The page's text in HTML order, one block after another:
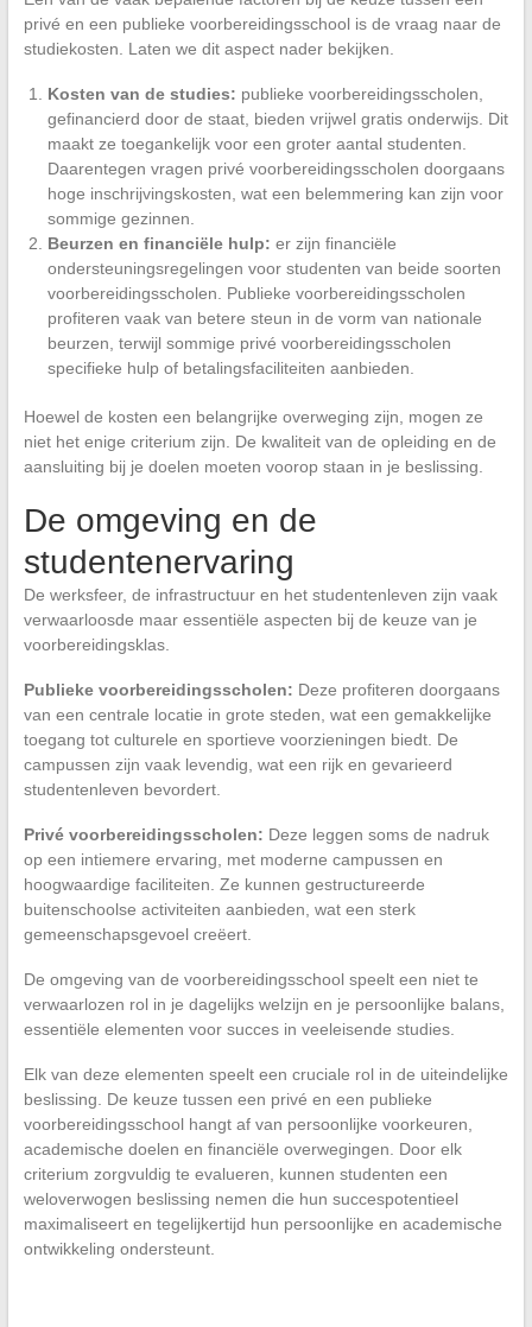
privé en een publieke voorbereidingsschool is de vraag naar de
studiekosten. Laten we dit aspect nader bekijken.
Kosten van de studies: publieke voorbereidingsscholen,
gefinancierd door de staat, bieden vrijwel gratis onderwijs. Dit
maakt ze toegankelijk voor een groter aantal studenten.
Daarentegen vragen privé voorbereidingsscholen doorgaans
hoge inschrijvingskosten, wat een belemmering kan zijn voor
sommige gezinnen.
Beurzen en financiële hulp: er zijn financiële
ondersteuningsregelingen voor studenten van beide soorten
voorbereidingsscholen. Publieke voorbereidingsscholen
profiteren vaak van betere steun in de vorm van nationale
beurzen, terwijl sommige privé voorbereidingsscholen
specifieke hulp of betalingsfaciliteiten aanbieden.
Hoewel de kosten een belangrijke overweging zijn, mogen ze
niet het enige criterium zijn. De kwaliteit van de opleiding en de
aansluiting bij je doelen moeten voorop staan in je beslissing.
De omgeving en de
studentenervaring
De werksfeer, de infrastructuur en het studentenleven zijn vaak
verwaarloosde maar essentiële aspecten bij de keuze van je
voorbereidingsklas.
Publieke voorbereidingsscholen: Deze profiteren doorgaans
van een centrale locatie in grote steden, wat een gemakkelijke
toegang tot culturele en sportieve voorzieningen biedt. De
campussen zijn vaak levendig, wat een rijk en gevarieerd
studentenleven bevordert.
Privé voorbereidingsscholen: Deze leggen soms de nadruk
op een intiemere ervaring, met moderne campussen en
hoogwaardige faciliteiten. Ze kunnen gestructureerde
buitenschoolse activiteiten aanbieden, wat een sterk
gemeenschapsgevoel creëert.
De omgeving van de voorbereidingsschool speelt een niet te
verwaarlozen rol in je dagelijks welzijn en je persoonlijke balans,
essentiële elementen voor succes in veeleisende studies.
Elk van deze elementen speelt een cruciale rol in de uiteindelijke
beslissing. De keuze tussen een privé en een publieke
voorbereidingsschool hangt af van persoonlijke voorkeuren,
academische doelen en financiële overwegingen. Door elk
criterium zorgvuldig te evalueren, kunnen studenten een
weloverwogen beslissing nemen die hun succespotentieel
maximaliseert en tegelijkertijd hun persoonlijke en academische
ontwikkeling ondersteunt.